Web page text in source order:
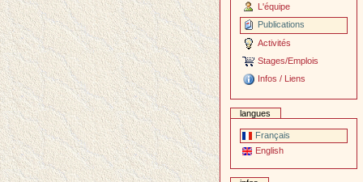
L'équipe
Publications
Activités
Stages/Emplois
Infos / Liens
langues
Français
English